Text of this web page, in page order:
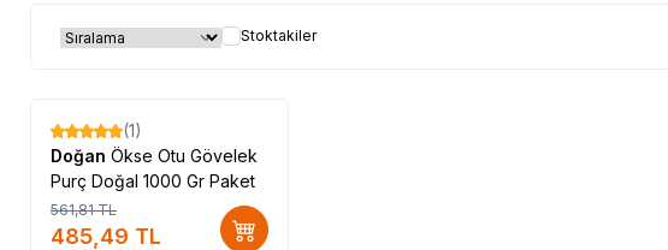
Stoktakiler
%14
(1)
Doğan Ökse Otu Gövelek
Purç Doğal 1000 Gr Paket
561,81TL
485,49 TL